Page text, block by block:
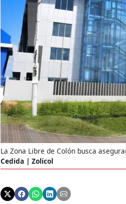
La Zona Libre de Colón busca
Cedida | Zolicol